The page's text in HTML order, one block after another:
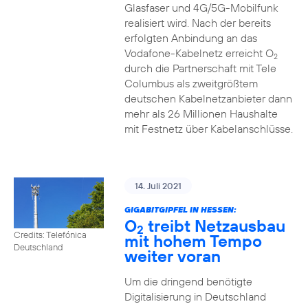
Glasfaser und 4G/5G-Mobilfunk
realisiert wird. Nach der bereits
erfolgten Anbindung an das
Vodafone-Kabelnetz erreicht O2
durch die Partnerschaft mit Tele
Columbus als zweitgrößtem
deutschen Kabelnetzanbieter dann
mehr als 26 Millionen Haushalte
mit Festnetz über Kabelanschlüsse.
Credits: Telefónica
Deutschland
14. Juli 2021
GIGABITGIPFEL IN HESSEN:
O2 treibt Netzausbau
mit hohem Tempo
weiter voran
Um die dringend benötigte
Digitalisierung in Deutschland